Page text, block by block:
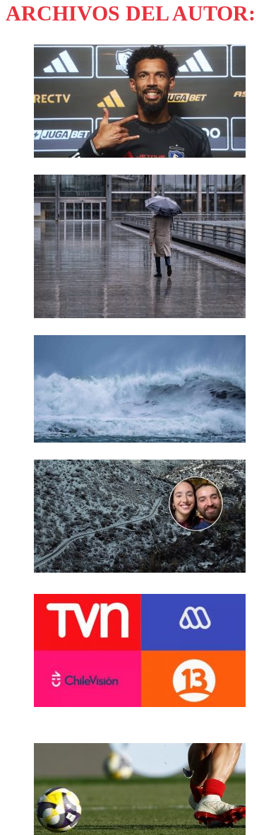
ARCHIVOS DEL AUTOR: